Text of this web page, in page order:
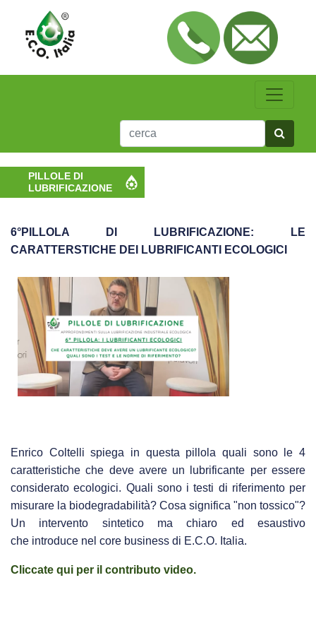
PILLOLE DI
LUBRIFICAZIONE
6°PILLOLA DI LUBRIFICAZIONE: LE
CARATTERSTICHE DEI LUBRIFICANTI ECOLOGICI
Enrico Coltelli spiega in questa pillola quali sono le 4
caratteristiche che deve avere un lubrificante per essere
considerato ecologici. Quali sono i testi di riferimento per
misurare la biodegradabilità? Cosa significa "non tossico"?
Un intervento sintetico ma chiaro ed esaustivo
che introduce nel core business di E.C.O. Italia.
Cliccate qui per il contributo video.